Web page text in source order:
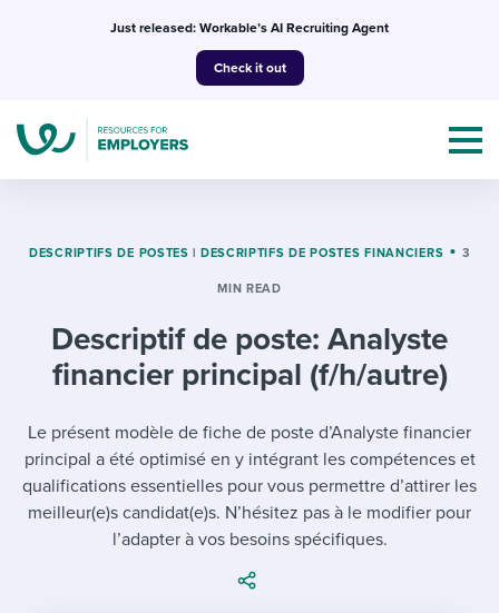
Just released: Workable’s AI Recruiting Agent
Check it out
Mobilizing AI in my work
Evaluating candidates
Templates & Guides
I WANT...
Job description templates
Interview question templates
I WANT TO LEARN ABOUT...
Applying for a job
Attend webinars & events
Workable customer stories
DESCRIPTIFS DE POSTES | DESCRIPTIFS DE POSTES FINANCIERS 3
MIN READ
Descriptif de poste: Analyste
financier principal (f/h/autre)
Le présent modèle de fiche de poste d’Analyste financier
principal a été optimisé en y intégrant les compétences et
qualifications essentielles pour vous permettre d’attirer les
meilleur(e)s candidat(e)s. N’hésitez pas à le modifier pour
l’adapter à vos besoins spécifiques.